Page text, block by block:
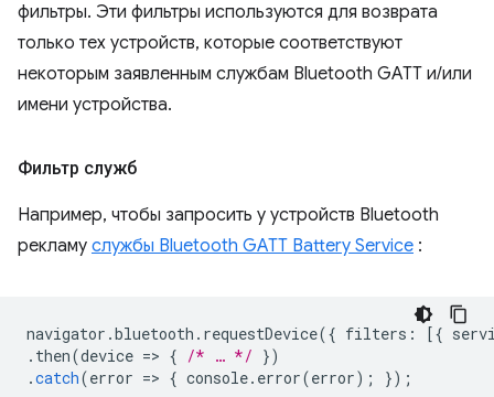
фильтры. Эти фильтры используются для возврата
только тех устройств, которые соответствуют
некоторым заявленным службам Bluetooth GATT и/или
имени устройства.
Фильтр служб
Например, чтобы запросить у устройств Bluetooth
рекламу службы Bluetooth GATT Battery Service :
navigator .bluetooth . requestDevice({ filters : [{
. then(device => { /* … */ })
.catch(error => { console. error(error); });